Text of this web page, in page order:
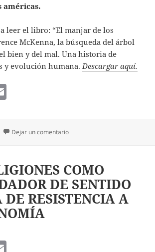
américas.
leer el libro: “El manjar de los
McKenna, la búsqueda del árbol
bien y del mal. Una historia de
y evolución humana. Descargar aquí.
ai
l Dejar un comentarioen Drogas y adicciones: la
COMO
DE SENTIDO
RESISTENCIA A